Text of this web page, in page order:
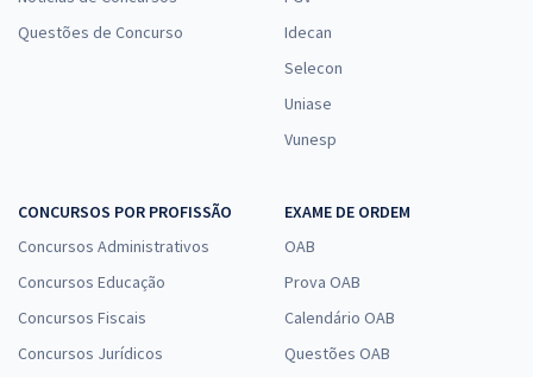
Questões de Concurso
Idecan
Selecon
Uniase
Vunesp
CONCURSOS POR PROFISSÃO
Concursos Administrativos
Concursos Educação
Concursos Fiscais
Concursos Jurídicos
EXAME DE ORDEM
OAB
Prova OAB
Calendário OAB
Questões OAB